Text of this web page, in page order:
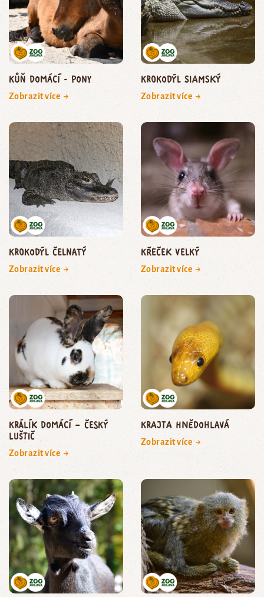
kůň domácí - pony
Zobrazit více →
krokodýl siamský
Zobrazit více →
krokodýl čelnatý
Zobrazit více →
křeček velký
Zobrazit více →
králík domácí – český
luštič
Zobrazit více →
krajta hnědohlavá
Zobrazit více →